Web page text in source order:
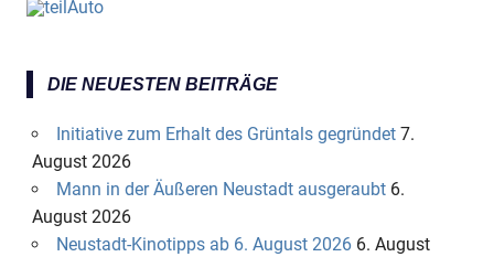
DIE NEUESTEN BEITRÄGE
Initiative zum Erhalt des Grüntals gegründet 7.
August 2026
Mann in der Äußeren Neustadt ausgeraubt 6.
August 2026
Neustadt-Kinotipps ab 6. August 2026 6. August